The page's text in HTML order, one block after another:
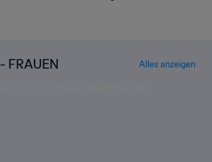
FRAUEN Alles anzeigen